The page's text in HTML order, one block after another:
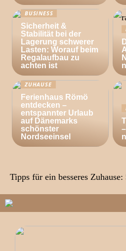
BUSINESS
Sicherheit &
Stabilität bei der
Lagerung schwerer
Lasten: Worauf beim
Regalaufbau zu
achten ist
n
ZUHAUSE
Ferienhaus Römö
entdecken –
entspannter Urlaub
auf Dänemarks
schönster
Nordseeinsel
Tipps für ein besseres Zuhause: